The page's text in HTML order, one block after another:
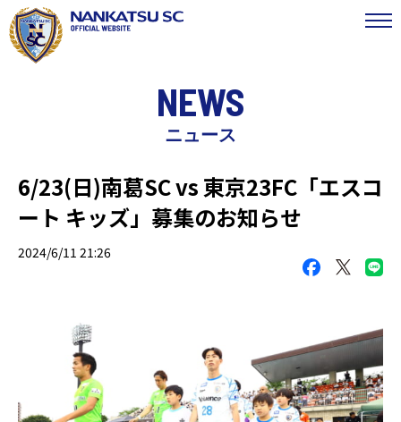
NEWS
ニュース
6/23(日)南葛SC vs 東京23FC「エスコ
ート キッズ」募集のお知らせ
2024/6/11 21:26